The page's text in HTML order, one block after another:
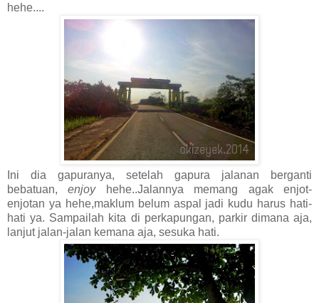
hehe....
Ini dia gapuranya, setelah gapura jalanan berganti
bebatuan,enjoyhehe..Jalannya memang agak enjot-
enjotan ya hehe,maklum belum aspal jadi kudu harus hati-
hati ya. Sampailah kita di perkapungan, parkir dimana aja,
lanjut jalan-jalan kemana aja, sesuka hati.